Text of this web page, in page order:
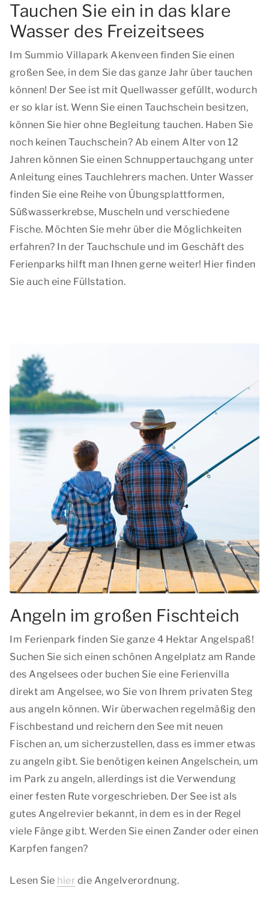
Tauchen Sie ein in das klare
Wasser des Freizeitsees
Im Summio Villapark Akenveen finden Sie einen
großen See, in dem Sie das ganze Jahr über tauchen
können! Der See ist mit Quellwasser gefüllt, wodurch
er so klar ist. Wenn Sie einen Tauchschein besitzen,
können Sie hier ohne Begleitung tauchen. Haben Sie
noch keinen Tauchschein? Ab einem Alter von 12
Jahren können Sie einen Schnuppertauchgang unter
Anleitung eines Tauchlehrers machen. Unter Wasser
finden Sie eine Reihe von Übungsplattformen,
Süßwasserkrebse, Muscheln und verschiedene
Fische. Möchten Sie mehr über die Möglichkeiten
erfahren? In der Tauchschule und im Geschäft des
Ferienparks hilft man Ihnen gerne weiter! Hier finden
Sie auch eine Füllstation.
Angeln im großen Fischteich
Im Ferienpark finden Sie ganze 4 Hektar Angelspaß!
Suchen Sie sich einen schönen Angelplatz am Rande
des Angelsees oder buchen Sie eine Ferienvilla
direkt am Angelsee, wo Sie von Ihrem privaten Steg
aus angeln können. Wir überwachen regelmäßig den
Fischbestand und reichern den See mit neuen
Fischen an, um sicherzustellen, dass es immer etwas
zu angeln gibt. Sie benötigen keinen Angelschein, um
im Park zu angeln, allerdings ist die Verwendung
einer festen Rute vorgeschrieben. Der See ist als
gutes Angelrevier bekannt, in dem es in der Regel
viele Fänge gibt. Werden Sie einen Zander oder einen
Karpfen fangen?
Lesen Sie hier die Angelverordnung.